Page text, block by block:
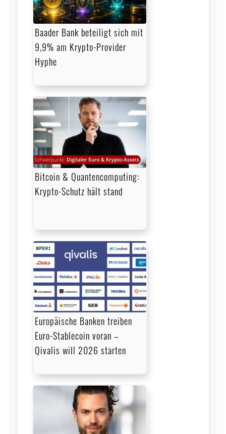
Baader Bank beteiligt sich mit
9,9% am Krypto-Provider
Hyphe
Bitcoin & Quantencomputing:
Krypto-Schutz hält stand
Europäische Banken treiben
Euro-Stablecoin voran –
Qivalis will 2026 starten